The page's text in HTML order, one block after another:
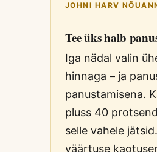
JOHNI HARV
Tee üks halb
Iga nädal valin
hinnaga – ja
panustamisena.
pluss 40
selle vahele
väärtuse